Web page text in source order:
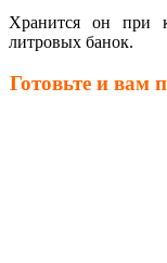
Хранится он при
литровых банок.
Готовьте и вам